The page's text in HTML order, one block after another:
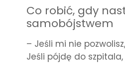
Co robić, gdy
samobójstwem
– Jeśli mi nie
Jeśli pójdę do